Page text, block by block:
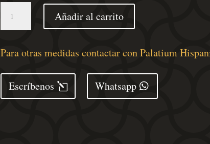
acero
36x39x68
cm
Añadir al carrito
Para otras medidas contactar con Palatium
Escríbenos Whatsapp